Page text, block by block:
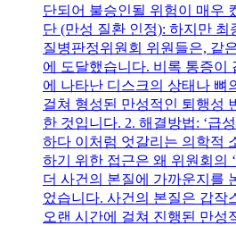
단되어 불승인될 위험이 매우
단 (만성 질환 인정): 하지만
질병판정위원회 위원들은, 같
에 도달했습니다. 비록 통증이
에 나타난 디스크의 상태나 뼈
걸쳐 형성된 만성적인 퇴행성
한 것입니다. 2. 해결방법: ‘급
하다 이처럼 엇갈리는 의학적
하기 위한 접근은 왜 위원회의
더 사건의 본질에 가까운지를
었습니다. 사건의 본질은 갑작
오랜 시간에 걸쳐 진행된 만성